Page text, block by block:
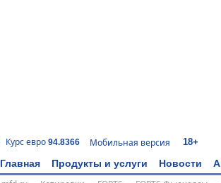
Курс евро 94.8366 Мобильная версия 18+
Главная Продукты и услуги Новости